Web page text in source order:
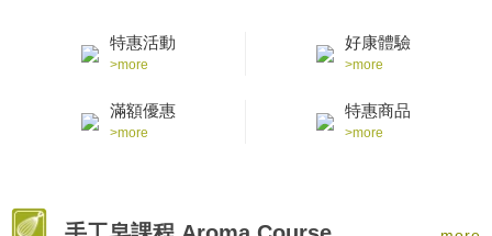
特惠活動
>more
好康體驗
>more
滿額優惠
>more
特惠商品
>more